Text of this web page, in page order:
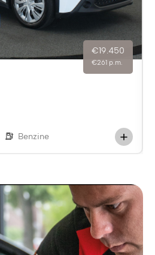
€19.450
€261 p.m.
Benzine